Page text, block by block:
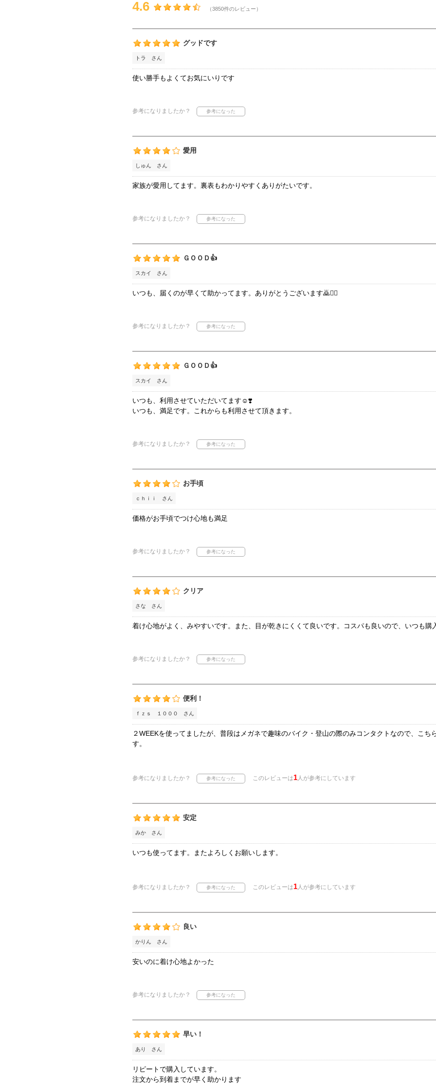
4.6 （3850件のレビュー）
グッドです
トラ さん
使い勝手もよくてお気にいりです
参考になりましたか？
愛用
しゅん さん
家族が愛用してます。裏表もわかりやすくありがたいです。
参考になりましたか？
ＧＯＯＤ👍
スカイ さん
いつも、届くのが早くて助かってます。ありがとうございます🙇🙇‍♀️
参考になりましたか？
ＧＯＯＤ👍
スカイ さん
いつも、利用させていただいてます☺️❣️
いつも、満足です。これからも利用させて頂きます。
参考になりましたか？
お手頃
ｃｈｉｉ さん
価格がお手頃でつけ心地も満足
参考になりましたか？
クリア
さな さん
着け心地がよく、みやすいです。また、目が乾きにくくて良いです。コスパも良いので、いつも購
参考になりましたか？
便利！
ｆｚｓ １０００ さん
２WEEKを使ってましたが、普段はメガネで趣味のバイク・登山の際のみコンタクトなので、こち
す。
参考になりましたか？ このレビューは1人が参考にしています
安定
みか さん
いつも使ってます。またよろしくお願いします。
参考になりましたか？ このレビューは1人が参考にしています
良い
かりん さん
安いのに着け心地よかった
参考になりましたか？
早い！
あり さん
リピートで購入しています。
注文から到着までが早く助かります